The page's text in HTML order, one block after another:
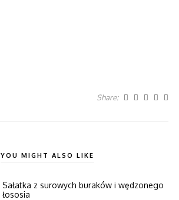
Share:
YOU MIGHT ALSO LIKE
Sałatka z surowych buraków i wędzonego
łososia